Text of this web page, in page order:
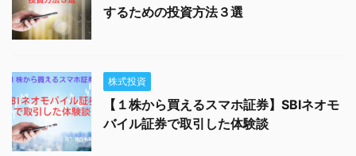
するための投資方法３選
株式投資
【１株から買えるスマホ証券】SBIネオモ
バイル証券で取引した体験談